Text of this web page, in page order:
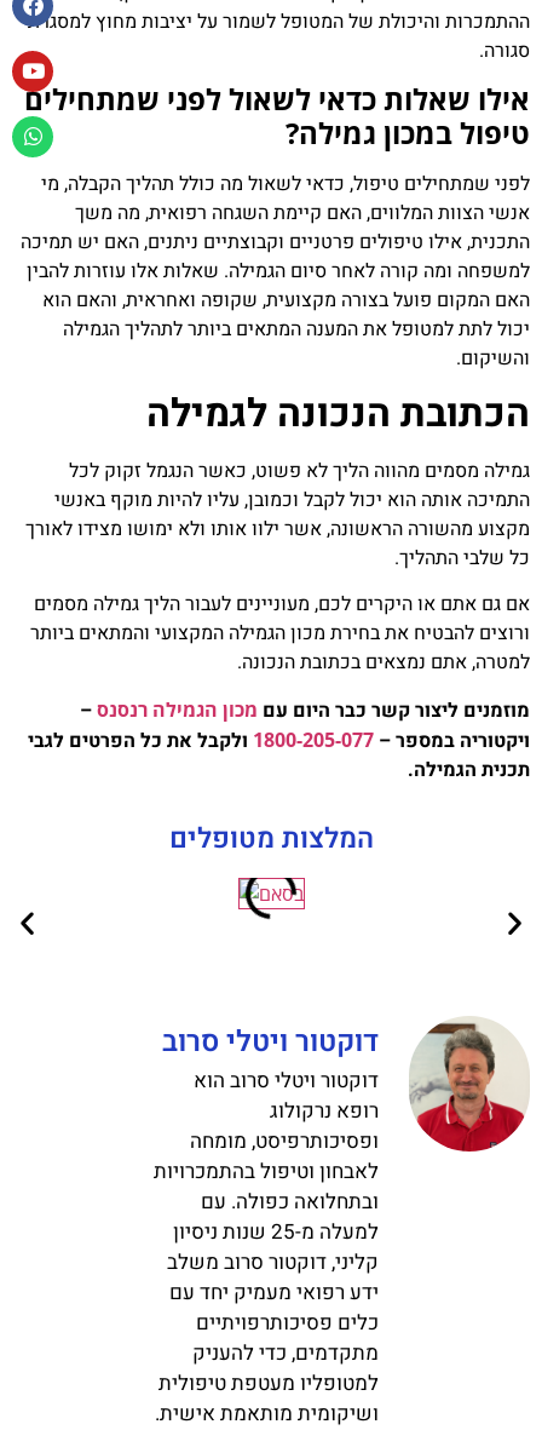
ההתמכרות והיכולת של המטופל לשמור על יציבות מחוץ למסגרת
סגורה.
אילו שאלות כדאי לשאול לפני שמתחילים
טיפול במכון גמילה?
לפני שמתחילים טיפול, כדאי לשאול מה כולל תהליך הקבלה, מי
אנשי הצוות המלווים, האם קיימת השגחה רפואית, מה משך
התכנית, אילו טיפולים פרטניים וקבוצתיים ניתנים, האם יש תמיכה
למשפחה ומה קורה לאחר סיום הגמילה. שאלות אלו עוזרות להבין
האם המקום פועל בצורה מקצועית, שקופה ואחראית, והאם הוא
יכול לתת למטופל את המענה המתאים ביותר לתהליך הגמילה
והשיקום.
הכתובת הנכונה לגמילה
גמילה מסמים מהווה הליך לא פשוט, כאשר הנגמל זקוק לכל
התמיכה אותה הוא יכול לקבל וכמובן, עליו להיות מוקף באנשי
מקצוע מהשורה הראשונה, אשר ילוו אותו ולא ימושו מצידו לאורך
כל שלבי התהליך.
אם גם אתם או היקרים לכם, מעוניינים לעבור הליך גמילה מסמים
ורוצים להבטיח את בחירת מכון הגמילה המקצועי והמתאים ביותר
למטרה, אתם נמצאים בכתובת הנכונה.
מוזמנים ליצור קשר כבר היום עם מכון הגמילה רנסנס–
ויקטוריה במספר – 1800-205-077 ולקבל את כל הפרטים לגבי
תכנית הגמילה.
המלצות מטופלים
דוקטור ויטלי סרוב
דוקטור ויטלי סרוב הוא
רופא נרקולוג
ופסיכותרפיסט, מומחה
לאבחון וטיפול בהתמכרויות
ובתחלואה כפולה. עם
למעלה מ-25 שנות ניסיון
קליני, דוקטור סרוב משלב
ידע רפואי מעמיק יחד עם
כלים פסיכותרפויתיים
מתקדמים, כדי להעניק
למטופליו מעטפת טיפולית
ושיקומית מותאמת אישית.